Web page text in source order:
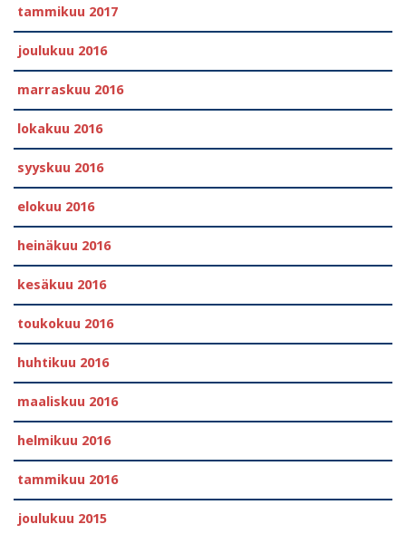
tammikuu 2017
joulukuu 2016
marraskuu 2016
lokakuu 2016
syyskuu 2016
elokuu 2016
heinäkuu 2016
kesäkuu 2016
toukokuu 2016
huhtikuu 2016
maaliskuu 2016
helmikuu 2016
tammikuu 2016
joulukuu 2015